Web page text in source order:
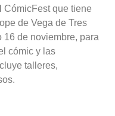
CómicFest que tiene
de Vega de Tres
de noviembre, para
cómic y las
talleres,